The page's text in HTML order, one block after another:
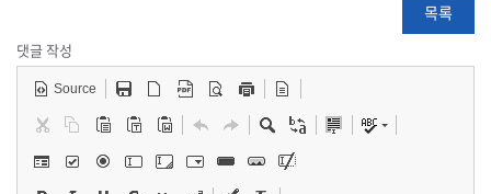
목록
댓글 작성
Source